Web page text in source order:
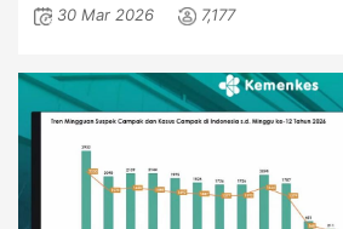
30 Mar 2026 7,177